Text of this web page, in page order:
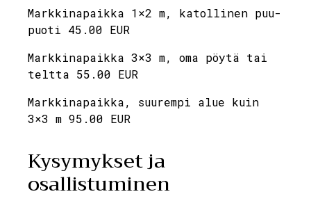
Markkinapaikka 1×2 m, katollinen puu-
puoti 45.00 EUR
Markkinapaikka 3×3 m, oma pöytä tai
teltta 55.00 EUR
Markkinapaikka, suurempi alue kuin
3×3 m 95.00 EUR
Kysymykset ja
osallistuminen